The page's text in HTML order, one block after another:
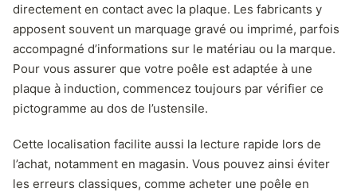
directement en contact avec la plaque. Les fabricants y
apposent souvent un marquage gravé ou imprimé, parfois
accompagné d’informations sur le matériau ou la marque.
Pour vous assurer que votre poêle est adaptée à une
plaque à induction, commencez toujours par vérifier ce
pictogramme au dos de l’ustensile.
Cette localisation facilite aussi la lecture rapide lors de
l’achat, notamment en magasin. Vous pouvez ainsi éviter
les erreurs classiques, comme acheter une poêle en